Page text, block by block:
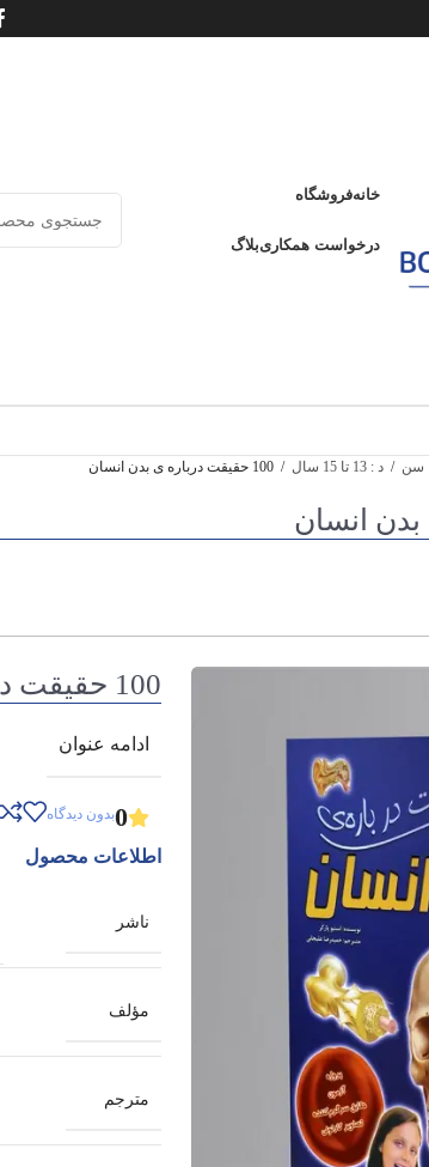
خانهفروشگاه
درخواست همکاریبلاگ
سن / د : 13 تا 15 سال / 100 حقیقت درباره ی بدن انسان
100 حقیقت درباره ی بدن انسان
ادامه عنوان
0بدون دیدگاه
اطلاعات محصول
ناشر
مؤلف
مترجم